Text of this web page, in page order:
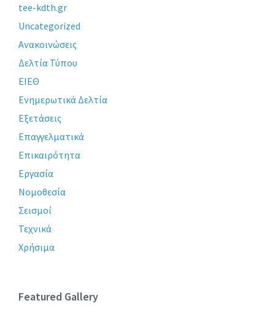
tee-kdth.gr
Uncategorized
Ανακοινώσεις
Δελτία Τύπου
ΕΙΕΘ
Ενημερωτικά Δελτία
Εξετάσεις
Επαγγελματικά
Επικαιρότητα
Εργασία
Νομοθεσία
Σεισμοί
Τεχνικά
Χρήσιμα
Featured Gallery